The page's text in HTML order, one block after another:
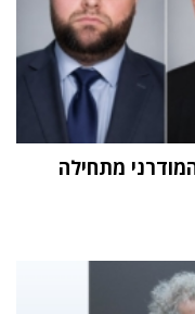
מתחילה